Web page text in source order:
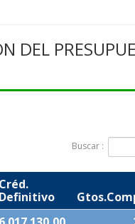
DEL
Buscar :
Créd.
Definitivo